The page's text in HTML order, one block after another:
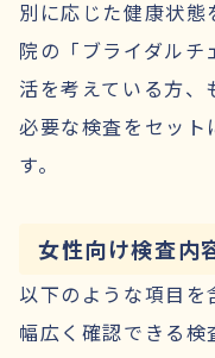
別に応じた健康状態
院の「ブライダル
活を考えている方
必要な検査をセット
す。
女性向け検査内
以下のような項目
幅広く確認できる検